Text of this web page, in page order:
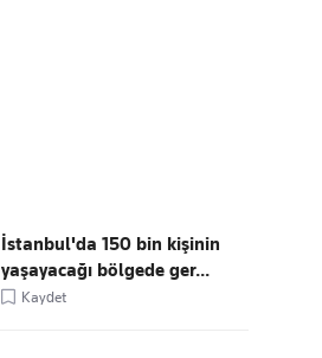
İstanbul'da 150 bin kişinin
yaşayacağı bölgede ger...
Kaydet